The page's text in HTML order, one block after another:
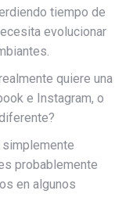
tiempo de
evolucionar
quiere una
e Instagram, o
probablemente
en algunos